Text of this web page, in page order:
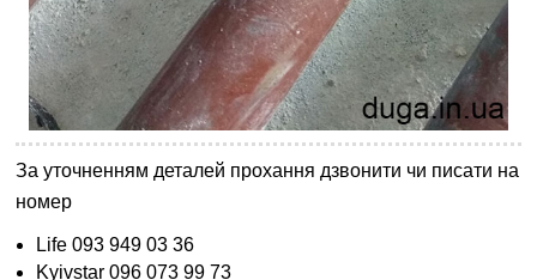
За уточненням деталей прохання дзвонити чи писати на
номер
Life 093 949 03 36
Kyivstar 096 073 99 73